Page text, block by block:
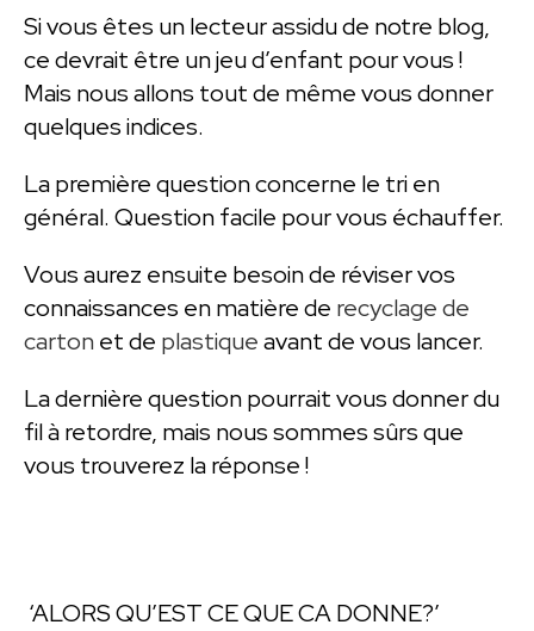
Si vous êtes un lecteur assidu de notre blog,
ce devrait être un jeu d’enfant pour vous !
Mais nous allons tout de même vous donner
quelques indices.
La première question concerne le tri en
général. Question facile pour vous échauffer.
Vous aurez ensuite besoin de réviser vos
connaissances en matière de recyclage de
cartonet de plastiqueavant de vous lancer.
La dernière question pourrait vous donner du
fil à retordre, mais nous sommes sûrs que
vous trouverez la réponse !
‘ALORS QU’EST CE QUE CA DONNE?’